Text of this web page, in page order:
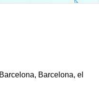
Barcelona, el